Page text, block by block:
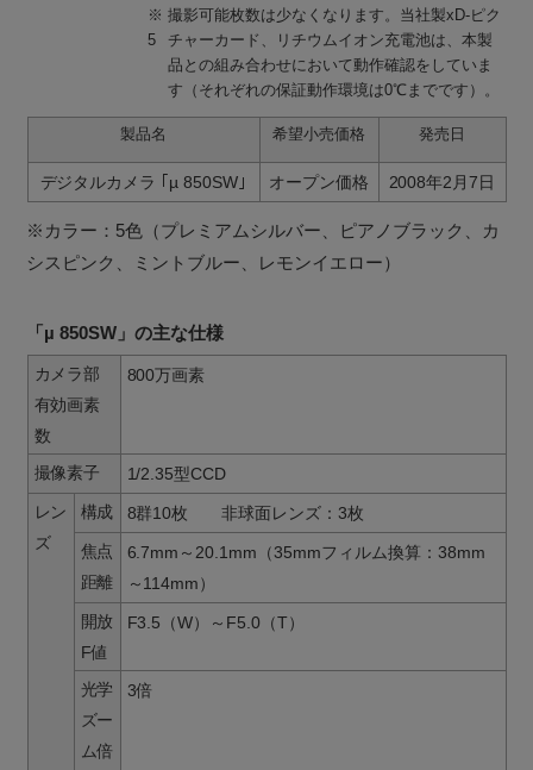
※
5
撮影可能枚数は少なくなります。当社製xD-ピク
チャーカード、リチウムイオン充電池は、本製
品との組み合わせにおいて動作確認をしていま
す（それぞれの保証動作環境は0℃までです）。
製品名 希望小売価格 発売日
デジタルカメラ ｢µ 850SW｣ オープン価格 2008年2月7日
※カラー：5色（プレミアムシルバー、ピアノブラック、カ
シスピンク、ミントブルー、レモンイエロー）
「µ 850SW」の主な仕様
カメラ部
有効画素
数
800万画素
撮像素子
1/2.35型CCD
レン
ズ
構成
8群10枚 非球面レンズ：3枚
焦点
距離
6.7mm～20.1mm（35mmフィルム換算：38mm
～114mm）
開放
F値
F3.5（W）～F5.0（T）
光学
ズー
ム倍
3倍